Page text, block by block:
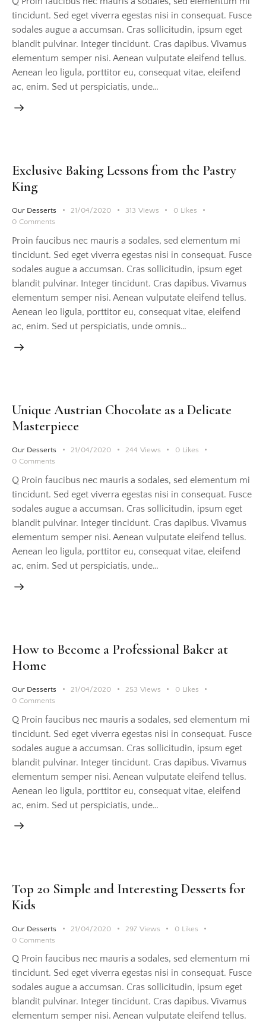
tincidunt. Sed eget viverra egestas nisi in consequat. Fusce
sodales augue a accumsan. Cras sollicitudin, ipsum eget
blandit pulvinar. Integer tincidunt. Cras dapibus. Vivamus
elementum semper nisi. Aenean vulputate eleifend tellus.
Aenean leo ligula, porttitor eu, consequat vitae, eleifend
ac, enim. Sed ut perspiciatis, unde…
Exclusive Baking Lessons from the Pastry
King
Our Desserts 21/04/2020 313 Views 0 Likes
0 Comments
Proin faucibus nec mauris a sodales, sed elementum mi
tincidunt. Sed eget viverra egestas nisi in consequat. Fusce
sodales augue a accumsan. Cras sollicitudin, ipsum eget
blandit pulvinar. Integer tincidunt. Cras dapibus. Vivamus
elementum semper nisi. Aenean vulputate eleifend tellus.
Aenean leo ligula, porttitor eu, consequat vitae, eleifend
ac, enim. Sed ut perspiciatis, unde omnis…
Unique Austrian Chocolate as a Delicate
Masterpiece
Our Desserts 21/04/2020 244 Views 0 Likes
0 Comments
Q Proin faucibus nec mauris a sodales, sed elementum mi
tincidunt. Sed eget viverra egestas nisi in consequat. Fusce
sodales augue a accumsan. Cras sollicitudin, ipsum eget
blandit pulvinar. Integer tincidunt. Cras dapibus. Vivamus
elementum semper nisi. Aenean vulputate eleifend tellus.
Aenean leo ligula, porttitor eu, consequat vitae, eleifend
ac, enim. Sed ut perspiciatis, unde…
How to Become a Professional Baker at
Home
Our Desserts 21/04/2020 253 Views 0 Likes
0 Comments
Q Proin faucibus nec mauris a sodales, sed elementum mi
tincidunt. Sed eget viverra egestas nisi in consequat. Fusce
sodales augue a accumsan. Cras sollicitudin, ipsum eget
blandit pulvinar. Integer tincidunt. Cras dapibus. Vivamus
elementum semper nisi. Aenean vulputate eleifend tellus.
Aenean leo ligula, porttitor eu, consequat vitae, eleifend
ac, enim. Sed ut perspiciatis, unde…
Top 20 Simple and Interesting Desserts for
Kids
Our Desserts 21/04/2020 297 Views 0 Likes
0 Comments
Q Proin faucibus nec mauris a sodales, sed elementum mi
tincidunt. Sed eget viverra egestas nisi in consequat. Fusce
sodales augue a accumsan. Cras sollicitudin, ipsum eget
blandit pulvinar. Integer tincidunt. Cras dapibus. Vivamus
elementum semper nisi. Aenean vulputate eleifend tellus.